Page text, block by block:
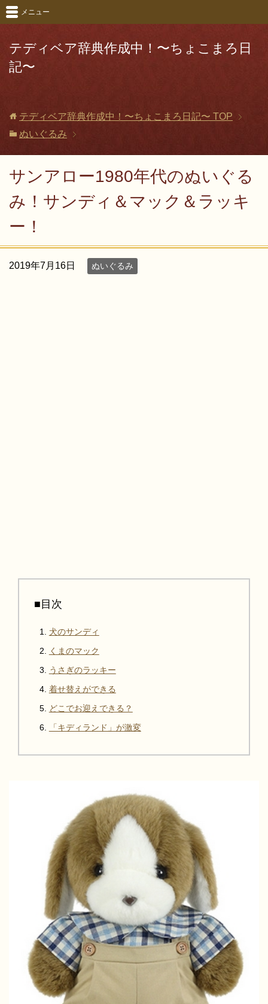
テディベア辞典作成中！〜ちょこまろ日
記〜
メニュー
テディベア辞典作成中！〜ちょこまろ日記〜 TOP
ぬいぐるみ
サンアロー1980年代のぬいぐる
み！サンディ＆マック＆ラッキ
ー！
2019年7月16日 ぬいぐるみ
■目次
犬のサンディ
くまのマック
うさぎのラッキー
着せ替えができる
どこでお迎えできる？
「キディランド」が激変